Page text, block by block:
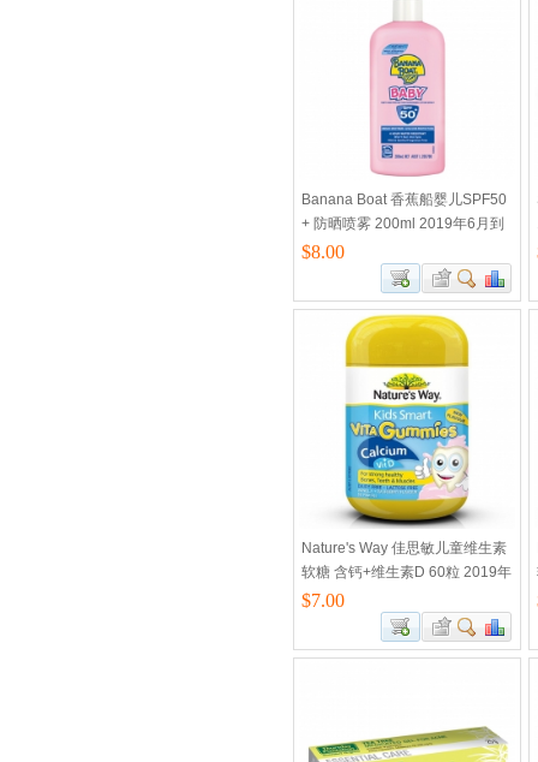
Banana Boat 香蕉船婴儿SPF50
+ 防晒喷雾 200ml 2019年6月到
期
$8.00
Nature's Way 佳思敏儿童维生素
软糖 含钙+维生素D 60粒 2019年
6月到期
$7.00